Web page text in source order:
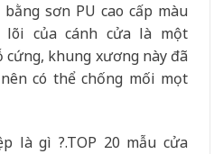
sơn PU cao cấp màu
lõi của cánh cửa là một
cứng, khung xương này đã
có thể chống mối mọt